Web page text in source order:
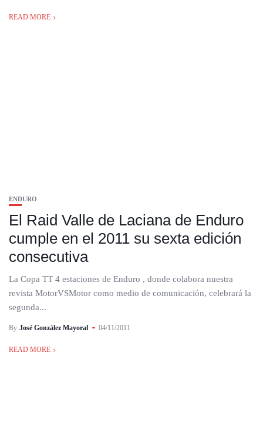
READ MORE
ENDURO
El Raid Valle de Laciana de Enduro
cumple en el 2011 su sexta edición
consecutiva
La Copa TT 4 estaciones de Enduro , donde colabora nuestra
revista MotorVSMotor como medio de comunicación, celebrará la
segunda...
By José González Mayoral 04/11/2011
READ MORE